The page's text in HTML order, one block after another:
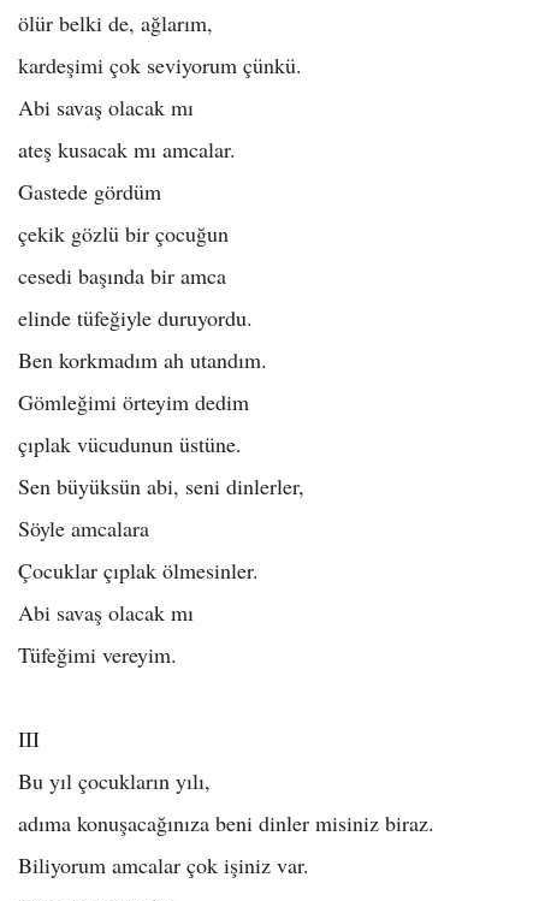
ölür belki de, ağlarım,
kardeşimi çok seviyorum çünkü.
Abi savaş olacak mı
ateş kusacak mı amcalar.
Gastede gördüm
çekik gözlü bir çocuğun
cesedi başında bir amca
elinde tüfeğiyle duruyordu.
Ben korkmadım ah utandım.
Gömleğimi örteyim dedim
çıplak vücudunun üstüne.
Sen büyüksün abi, seni dinlerler,
Söyle amcalara
Çocuklar çıplak ölmesinler.
Abi savaş olacak mı
Tüfeğimi vereyim.
III
Bu yıl çocukların yılı,
adıma konuşacağınıza beni dinler misiniz biraz.
Biliyorum amcalar çok işiniz var.